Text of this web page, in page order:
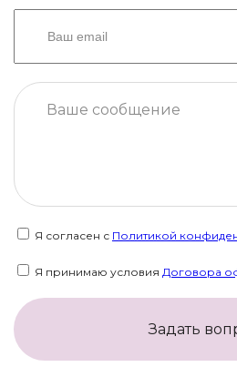
Я согласен с Политикой
Я принимаю условия Договора
Задать